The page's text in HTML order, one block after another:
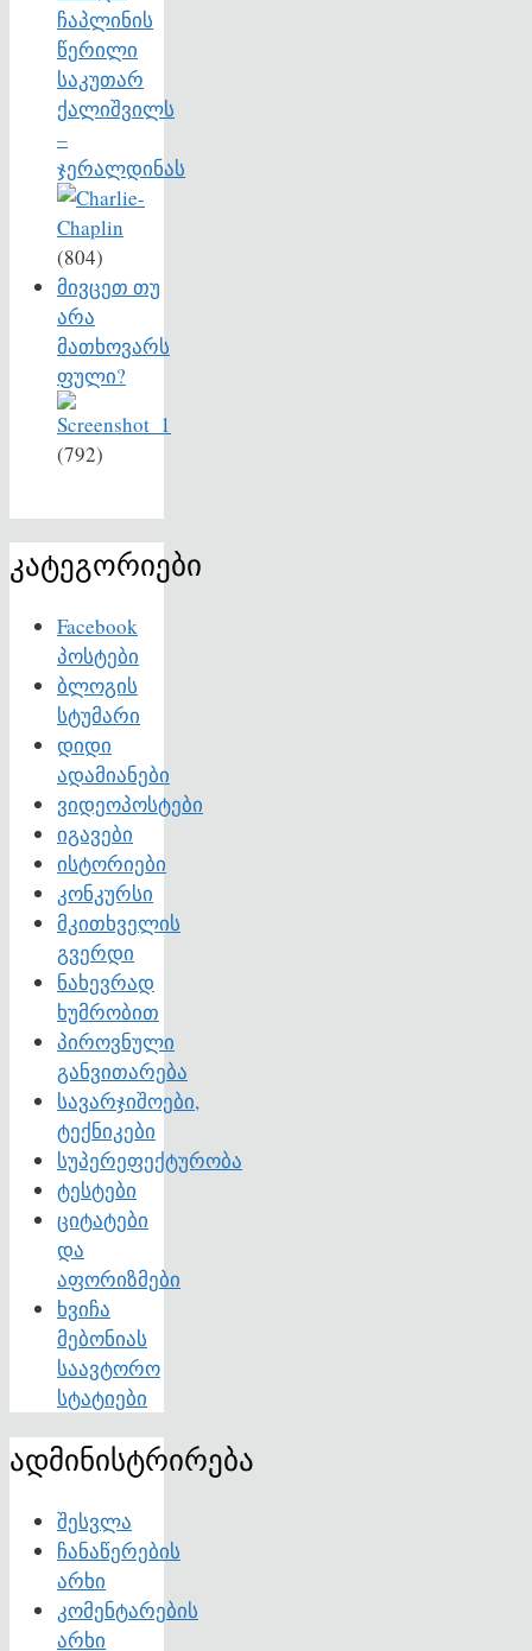
ჩაპლინის
წერილი
საკუთარ
ქალიშვილს
–
ჯერალდინას
(804)
მივცეთ თუ
არა
მათხოვარს
ფული?
(792)
კატეგორიები
Facebook
პოსტები
ბლოგის
სტუმარი
დიდი
ადამიანები
ვიდეოპოსტები
იგავები
ისტორიები
კონკურსი
მკითხველის
გვერდი
ნახევრად
ხუმრობით
პიროვნული
განვითარება
სავარჯიშოები,
ტექნიკები
სუპერეფექტურობა
ტესტები
ციტატები
და
აფორიზმები
ხვიჩა
მებონიას
საავტორო
სტატიები
ადმინისტრირება
შესვლა
ჩანაწერების
არხი
კომენტარების
არხი